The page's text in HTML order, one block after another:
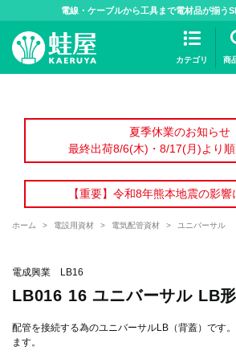
電線・ケーブルから工具まで電材品が揃う
カテゴリ 商
夏季休業のお知らせ
最終出荷8/6(木)・8/17(月)より
【重要】令和8年熊本地震の影
ホーム > 電設用資材 > 電気配管資材 > ユニバーサル
電成興業 LB16
LB016 16 ユニバーサル LB形
配管を接続する為のユニバーサルLB（背蓋）です
ます。